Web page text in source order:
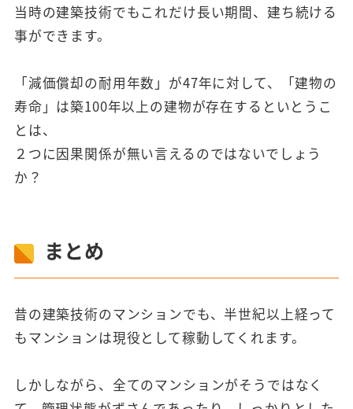
当時の建築技術でもこれだけ長い期間、建ち続ける
事ができます。
「減価償却の耐用年数」が47年に対して、「建物の
寿命」は築100年以上の建物が存在するといとうこ
とは、
２つに因果関係が無い言えるのではないでしょう
か？
まとめ
昔の建築技術のマンションでも、半世紀以上経って
もマンションは現役として稼動してくれます。
しかしながら、全てのマンションがそうではなく